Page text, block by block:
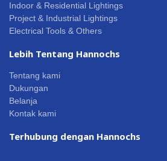
Indoor & Residential Lightings
Project & Industrial Lightings
Electrical Tools & Others
Lebih Tentang Hannochs
Tentang kami
Dukungan
Belanja
Kontak kami
Terhubung dengan Hannochs